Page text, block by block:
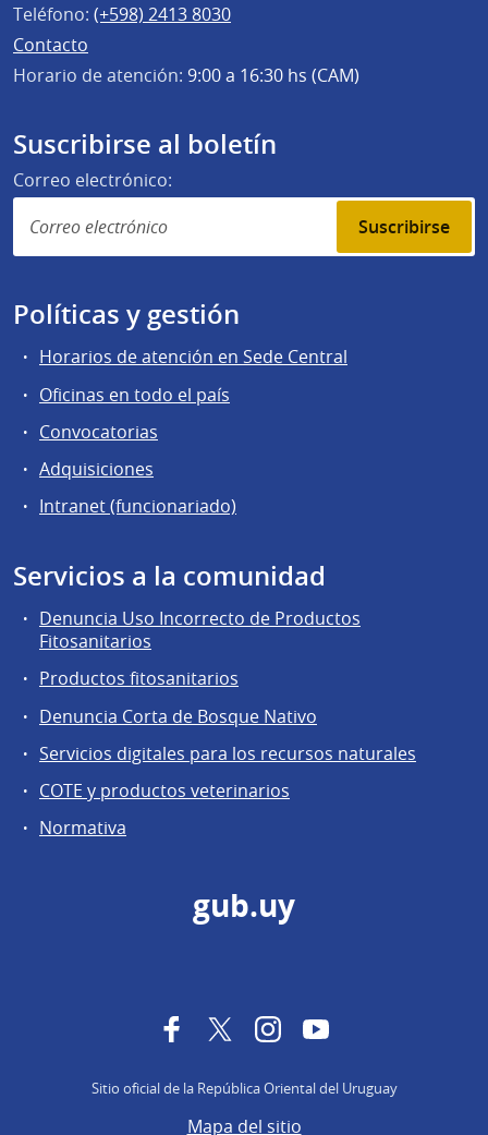
Teléfono: (+598) 2413 8030
Contacto
Horario de atención: 9:00 a 16:30 hs (CAM)
Suscribirse al boletín
Correo electrónico:
Suscribirse
Políticas y gestión
Horarios de atención en Sede Central
Oficinas en todo el país
Convocatorias
Adquisiciones
Intranet (funcionariado)
Servicios a la comunidad
Denuncia Uso Incorrecto de Productos
Fitosanitarios
Productos fitosanitarios
Denuncia Corta de Bosque Nativo
Servicios digitales para los recursos naturales
COTE y productos veterinarios
Normativa
gub.uy
FacebookTwitterInstagramYouTube
Sitio oficial de la República Oriental del Uruguay
Mapa del sitio